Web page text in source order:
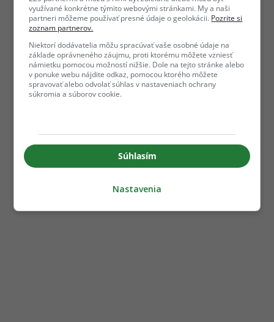
využívané konkrétne týmito webovými stránkami. My a naši
partneri môžeme používať presné údaje o geolokácii. Pozrite si
zoznam partnerov.
Niektorí dodávatelia môžu spracúvať vaše osobné údaje na
základe oprávneného záujmu, proti ktorému môžete vzniesť
námietku pomocou možností nižšie. Dole na tejto stránke alebo
v ponuke webu nájdite odkaz, pomocou ktorého môžete
spravovať alebo odvolať súhlas v nastaveniach ochrany
súkromia a súborov cookie.
Súhlasím
Nastavenia